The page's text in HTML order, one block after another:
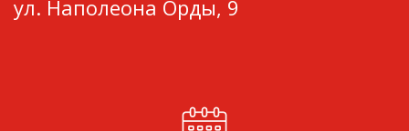
ул. Наполеона Орды, 9